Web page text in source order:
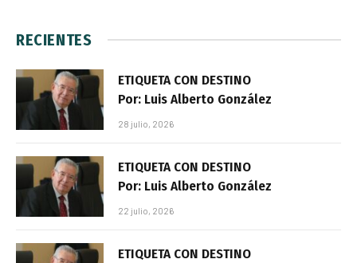
RECIENTES
ETIQUETA CON DESTINO
Por: Luis Alberto González
28 julio, 2026
ETIQUETA CON DESTINO
Por: Luis Alberto González
22 julio, 2026
ETIQUETA CON DESTINO